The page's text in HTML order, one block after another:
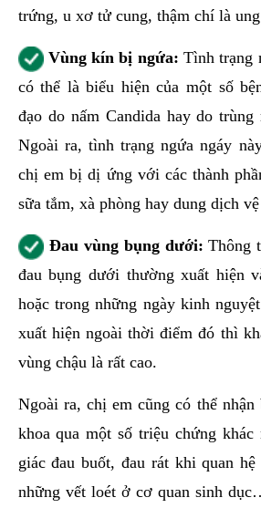
trứng, u xơ tử cung, thậm chí là
Vùng kín bị ngứa: Tình trạng
có thể là biểu hiện của một số
đạo do nấm Candida hay do trùng
Ngoài ra, tình trạng ngứa ngáy
chị em bị dị ứng với các thành
sữa tắm, xà phòng hay dung dịch
Đau vùng bụng dưới:Thông
đau bụng dưới thường xuất hiện
hoặc trong những ngày kinh
xuất hiện ngoài thời điểm đó thì
vùng chậu là rất cao.
Ngoài ra, chị em cũng có thể
khoa qua một số triệu chứng
giác đau buốt, đau rát khi quan
những vết loét ở cơ quan sinh